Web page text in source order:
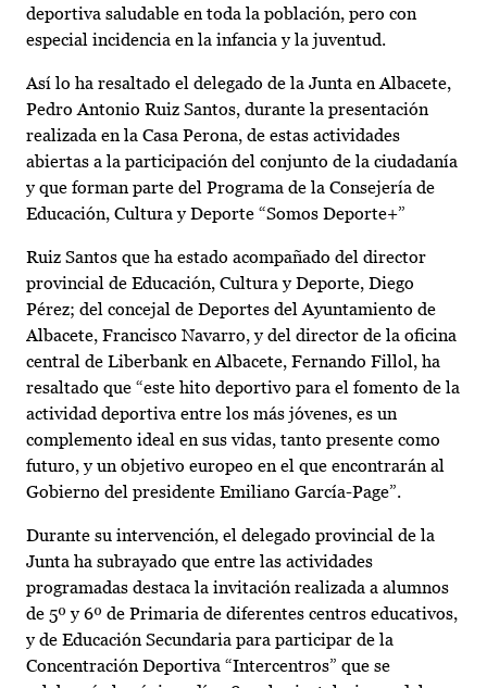
deportiva saludable en toda la población, pero con
especial incidencia en la infancia y la juventud.
Así lo ha resaltado el delegado de la Junta en Albacete,
Pedro Antonio Ruiz Santos, durante la presentación
realizada en la Casa Perona, de estas actividades
abiertas a la participación del conjunto de la ciudadanía
y que forman parte del Programa de la Consejería de
Educación, Cultura y Deporte “Somos Deporte+”
Ruiz Santos que ha estado acompañado del director
provincial de Educación, Cultura y Deporte, Diego
Pérez; del concejal de Deportes del Ayuntamiento de
Albacete, Francisco Navarro, y del director de la oficina
central de Liberbank en Albacete, Fernando Fillol, ha
resaltado que “este hito deportivo para el fomento de la
actividad deportiva entre los más jóvenes, es un
complemento ideal en sus vidas, tanto presente como
futuro, y un objetivo europeo en el que encontrarán al
Gobierno del presidente Emiliano García-Page”.
Durante su intervención, el delegado provincial de la
Junta ha subrayado que entre las actividades
programadas destaca la invitación realizada a alumnos
de 5º y 6º de Primaria de diferentes centros educativos,
y de Educación Secundaria para participar de la
Concentración Deportiva “Intercentros” que se